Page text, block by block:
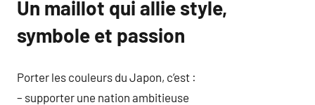
Un maillot qui allie style,
symbole et passion
Porter les couleurs du Japon, c’est :
– supporter une nation ambitieuse